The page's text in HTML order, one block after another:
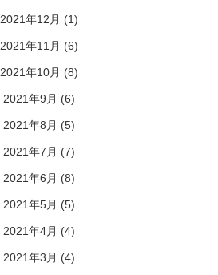
2021年12月 (1)
2021年11月 (6)
2021年10月 (8)
2021年9月 (6)
2021年8月 (5)
2021年7月 (7)
2021年6月 (8)
2021年5月 (5)
2021年4月 (4)
2021年3月 (4)